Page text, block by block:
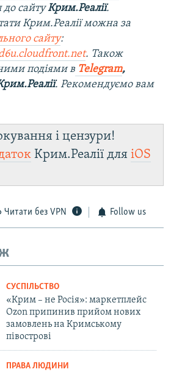
до сайтуКрим.Реалії.
Крим.Реалії можна за
сайту:
. Також
подіями в Telegram,
. Рекомендуємо вам
і цензури!
Крим.Реалії для iOS
Читати без VPN Follow us
СУСПІЛЬСТВО
«Крим – не Росія»: маркетплейс
Ozon припинив прийом нових
замовлень на Кримському
півострові
ПРАВА ЛЮДИНИ